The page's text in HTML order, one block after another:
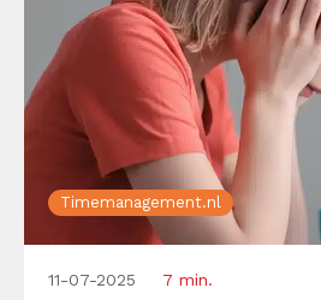
Timemanagement.nl
11-07-2025 7 min.